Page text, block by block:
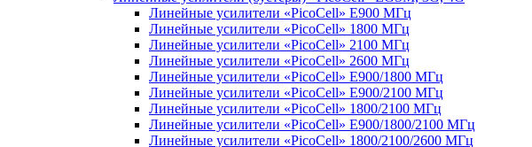
Линейные усилители «PicoCell» E900 МГц
Линейные усилители «PicoCell» 1800 МГц
Линейные усилители «PicoCell» 2100 МГц
Линейные усилители «PicoCell» 2600 МГц
Линейные усилители «PicoCell» E900/1800 МГц
Линейные усилители «PicoCell» E900/2100 МГц
Линейные усилители «PicoCell» 1800/2100 МГц
Линейные усилители «PicoCell» E900/1800/2100 МГц
Линейные усилители «PicoCell» 1800/2100/2600 МГц